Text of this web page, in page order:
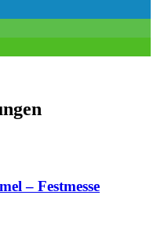
– Festmesse